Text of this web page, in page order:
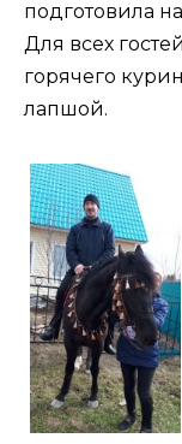
подготовила
Для всех
горячего
лапшой.